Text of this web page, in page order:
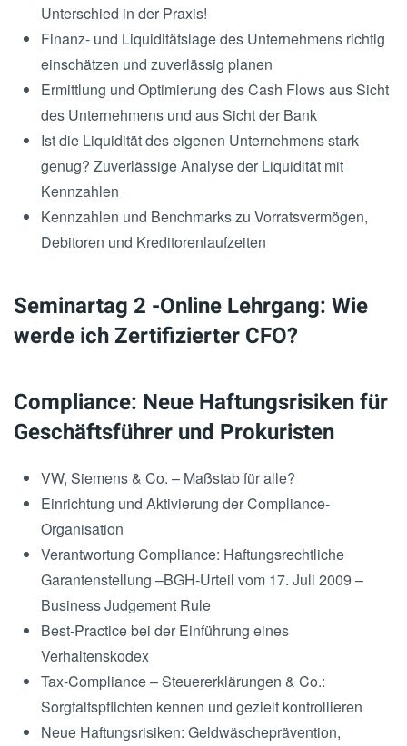
Unterschied in der Praxis!
Finanz- und Liquiditätslage des Unternehmens richtig
einschätzen und zuverlässig planen
Ermittlung und Optimierung des Cash Flows aus Sicht
des Unternehmens und aus Sicht der Bank
Ist die Liquidität des eigenen Unternehmens stark
genug? Zuverlässige Analyse der Liquidität mit
Kennzahlen
Kennzahlen und Benchmarks zu Vorratsvermögen,
Debitoren und Kreditorenlaufzeiten
Seminartag 2 -Online Lehrgang: Wie
werde ich Zertifizierter CFO?
Compliance: Neue Haftungsrisiken für
Geschäftsführer und Prokuristen
VW, Siemens & Co. – Maßstab für alle?
Einrichtung und Aktivierung der Compliance-
Organisation
Verantwortung Compliance: Haftungsrechtliche
Garantenstellung –BGH-Urteil vom 17. Juli 2009 –
Business Judgement Rule
Best-Practice bei der Einführung eines
Verhaltenskodex
Tax-Compliance – Steuererklärungen & Co.:
Sorgfaltspflichten kennen und gezielt kontrollieren
Neue Haftungsrisiken: Geldwäscheprävention,